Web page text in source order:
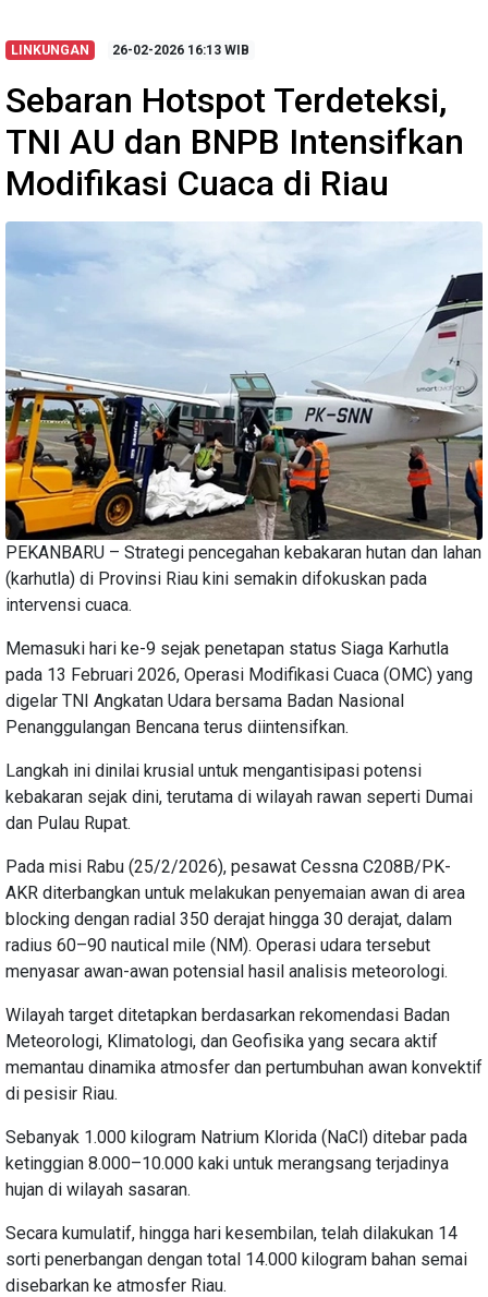
LINKUNGAN 26-02-2026 16:13 WIB
Sebaran Hotspot Terdeteksi,
TNI AU dan BNPB Intensifkan
Modifikasi Cuaca di Riau
PEKANBARU – Strategi pencegahan kebakaran hutan dan lahan
(karhutla) di Provinsi Riau kini semakin difokuskan pada
intervensi cuaca.
Memasuki hari ke-9 sejak penetapan status Siaga Karhutla
pada 13 Februari 2026, Operasi Modifikasi Cuaca (OMC) yang
digelar TNI Angkatan Udara bersama Badan Nasional
Penanggulangan Bencana terus diintensifkan.
Langkah ini dinilai krusial untuk mengantisipasi potensi
kebakaran sejak dini, terutama di wilayah rawan seperti Dumai
dan Pulau Rupat.
Pada misi Rabu (25/2/2026), pesawat Cessna C208B/PK-
AKR diterbangkan untuk melakukan penyemaian awan di area
blocking dengan radial 350 derajat hingga 30 derajat, dalam
radius 60–90 nautical mile (NM). Operasi udara tersebut
menyasar awan-awan potensial hasil analisis meteorologi.
Wilayah target ditetapkan berdasarkan rekomendasi Badan
Meteorologi, Klimatologi, dan Geofisika yang secara aktif
memantau dinamika atmosfer dan pertumbuhan awan konvektif
di pesisir Riau.
Sebanyak 1.000 kilogram Natrium Klorida (NaCl) ditebar pada
ketinggian 8.000–10.000 kaki untuk merangsang terjadinya
hujan di wilayah sasaran.
Secara kumulatif, hingga hari kesembilan, telah dilakukan 14
sorti penerbangan dengan total 14.000 kilogram bahan semai
disebarkan ke atmosfer Riau.